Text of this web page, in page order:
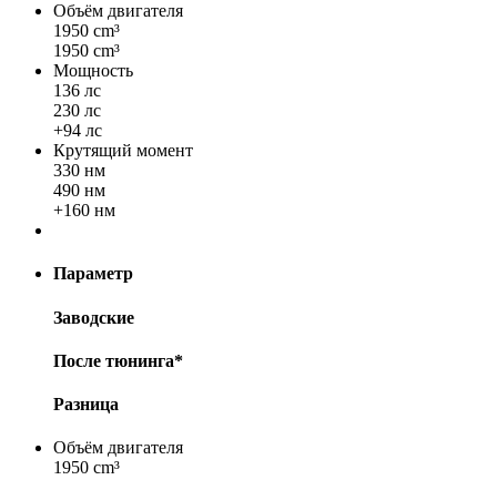
Объём двигателя
1950 cm³
1950 cm³
Мощность
136 лс
230 лс
+94 лс
Крутящий момент
330 нм
490 нм
+160 нм
Параметр
Заводские
После тюнинга*
Разница
Объём двигателя
1950 cm³